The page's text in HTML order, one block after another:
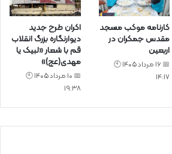
کارنامه موکب مسجد
مقدس جمکران در
اربعین
📅 16 مرداد 1405 🕙
14:17
اکران طرح جدید
دیوارنگاره بزرگ انقلاب
قم با شعار «لبیک یا
مهدی(عج)»
📅 10 مرداد 1405 🕙
19:38